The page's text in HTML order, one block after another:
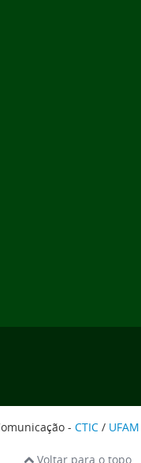
- CTIC / UFAM
Voltar para o topo